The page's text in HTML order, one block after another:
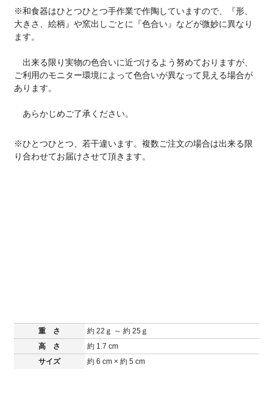
※和食器はひとつひとつ手作業で作陶していますので、『形、
大きさ、絵柄』や窯出しごとに『色合い』などが微妙に異なり
ます。
出来る限り実物の色合いに近づけるよう努めておりますが、
ご利用のモニター環境によって色合いが異なって見える場合が
あります。
あらかじめご了承ください。
※ひとつひとつ、若干違います。複数ご注文の場合は出来る限
り合わせてお届けさせて頂きます。
重 さ
約 22ｇ ～ 約 25ｇ
高 さ
約 1.7 cm
サイズ
約 6 cm × 約 5 cm